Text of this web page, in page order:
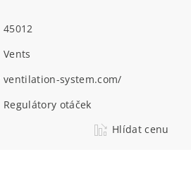
45012
Vents
ventilation-system.com/
Regulátory otáček
Hlídat cenu